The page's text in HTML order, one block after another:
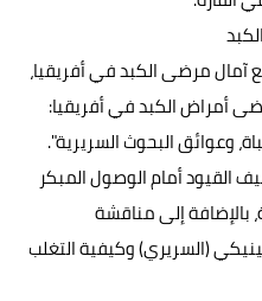
مرضى الكبد في أفريقيا،
أمراض الكبد في أفريقيا:
وعوائق البحوث السريرية".
القيود أمام الوصول المبكر
بالإضافة إلى مناقشة
(السريري) وكيفية التغلب